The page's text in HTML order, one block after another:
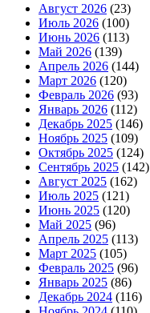
Август 2026 (23)
Июль 2026 (100)
Июнь 2026 (113)
Май 2026 (139)
Апрель 2026 (144)
Март 2026 (120)
Февраль 2026 (93)
Январь 2026 (112)
Декабрь 2025 (146)
Ноябрь 2025 (109)
Октябрь 2025 (124)
Сентябрь 2025 (142)
Август 2025 (162)
Июль 2025 (121)
Июнь 2025 (120)
Май 2025 (96)
Апрель 2025 (113)
Март 2025 (105)
Февраль 2025 (96)
Январь 2025 (86)
Декабрь 2024 (116)